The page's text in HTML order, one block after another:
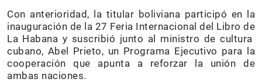
Con anterioridad, la titular boliviana participó en la
inauguración de la 27 Feria Internacional del Libro de
La Habana y suscribió junto al ministro de cultura
cubano, Abel Prieto, un Programa Ejecutivo para la
cooperación que apunta a reforzar la unión de
ambas naciones.